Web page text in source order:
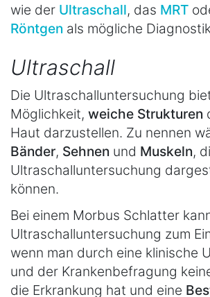
wie der Ultraschall, das MRT
Röntgen als mögliche
Ultraschall
Die Ultraschalluntersuchung
Möglichkeit, weiche Strukturen
Haut darzustellen. Zu nennen
Bänder, Sehnen und Muskeln,
Ultraschalluntersuchung
können.
Bei einem Morbus Schlatter
Ultraschalluntersuchung zum
wenn man durch eine klinische
und der Krankenbefragung
die Erkrankung hat und eine